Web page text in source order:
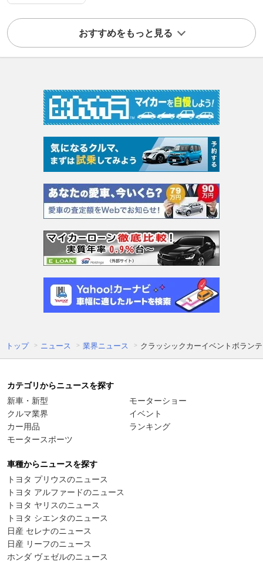
おすすめをもっと見る
トップ ニュース 業界ニュース クラッシックカーイベントボラン
カテゴリからニュースを探す
新車・新型
クルマ業界
カー用品
モータースポーツ
モーターショー
イベント
ランキング
車種からニュースを探す
トヨタ プリウスのニュース
トヨタ アルファードのニュース
トヨタ ヤリスのニュース
トヨタ シエンタのニュース
日産 セレナのニュース
日産 リーフのニュース
ホンダ ヴェゼルのニュース